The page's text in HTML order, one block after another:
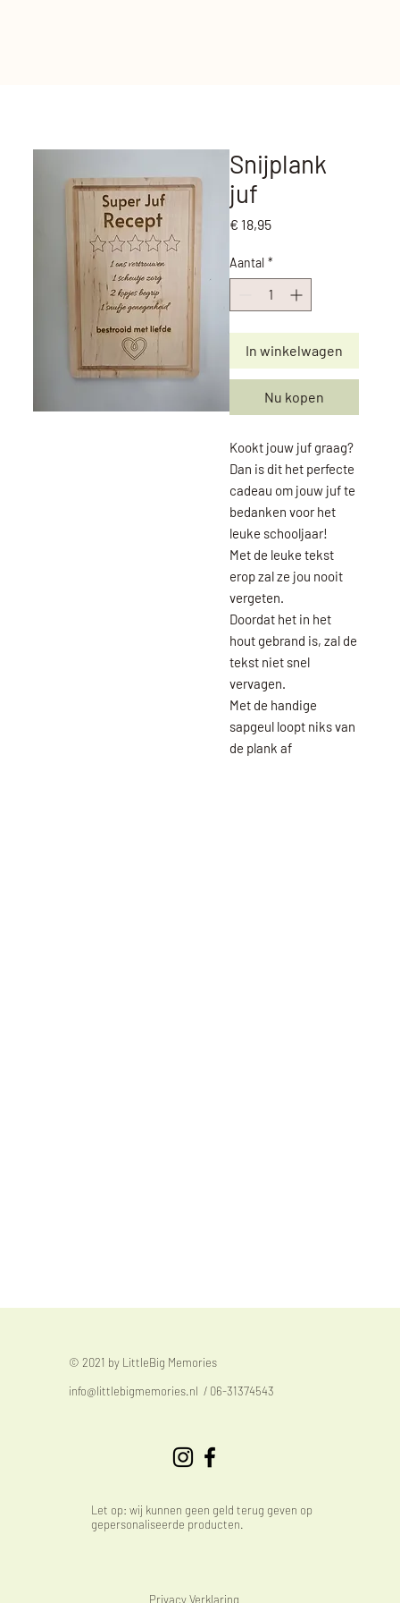
Snijplank
juf
€ 18,95Prijs
Aantal *
In winkelwagen
Nu kopen
Kookt jouw juf graag?
Dan is dit het perfecte
cadeau om jouw juf te
bedanken voor het
leuke schooljaar!
Met de leuke tekst
erop zal ze jou nooit
vergeten.
Doordat het in het
hout gebrand is, zal de
tekst niet snel
vervagen.
Met de handige
sapgeul loopt niks van
de plank af
© 2021 by LittleBig Memories
info@littlebigmemories.nl / 06-31374543
Let op: wij kunnen geen geld terug geven op
gepersonaliseerde producten.
Privacy Verklaring